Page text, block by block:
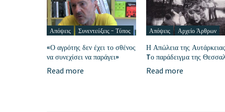
Απόψεις Συνεντεύξεις - Τύπος
«Ο αγρότης δεν έχει το σθένος
να συνεχίσει να παράγει»
Read more
Απόψεις Αρχείο Άρθρων
Η Απώλεια της
Tο παράδειγμα της
Read more